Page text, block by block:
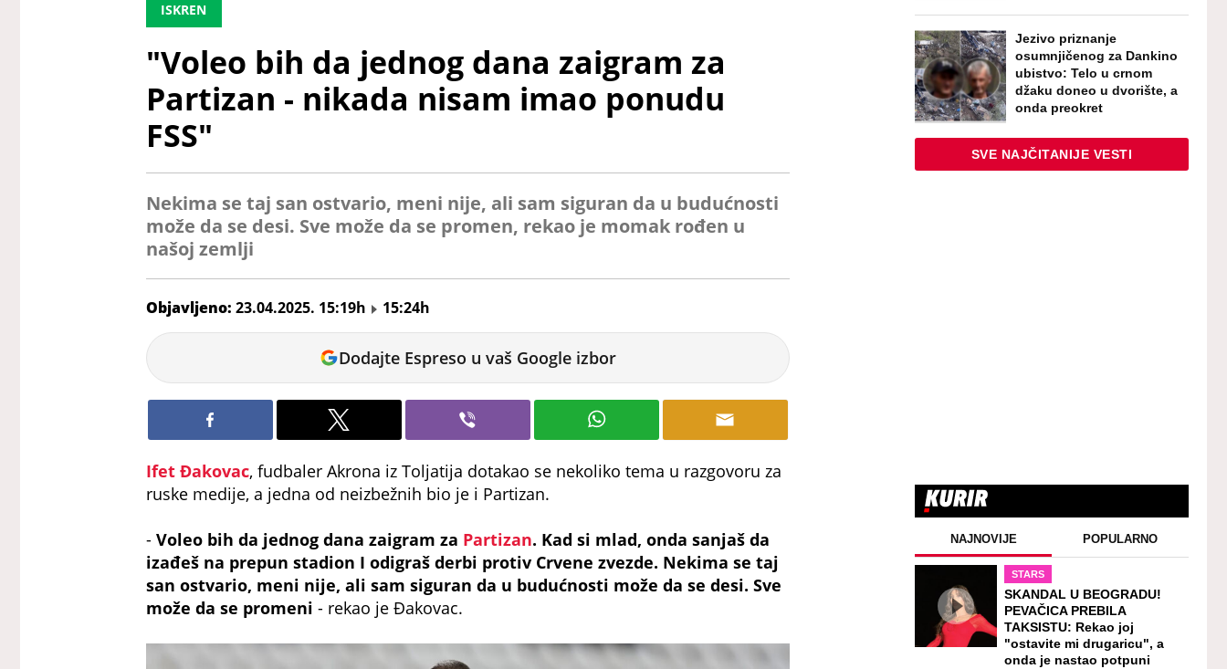
ISKREN
"Voleo bih da jednog dana zaigram za
Partizan - nikada nisam imao ponudu
FSS"
Nekima se taj san ostvario, meni nije, ali sam siguran da u budućnosti
može da se desi. Sve može da se promen, rekao je momak rođen u
našoj zemlji
Objavljeno: 23.04.2025. 15:19h
15:24h
Veljko
Petrovic
Dodajte Espreso u vaš Google izbor
Ifet Đakovac, fudbaler Akrona iz Toljatija dotakao se nekoliko tema u razgovoru za
ruske medije, a jedna od neizbežnih bio je i Partizan.
- Voleo bih da jednog dana zaigram za Partizan. Kad si mlad, onda sanjaš da
izađeš na prepun stadion I odigraš derbi protiv Crvene zvezde. Nekima se taj
san ostvario, meni nije, ali sam siguran da u budućnosti može da se desi. Sve
može da se promeni - rekao je Đakovac.
Jezivo priznanje
osumnjičenog za Dankino
ubistvo: Telo u crnom
džaku doneo u dvorište, a
onda preokret
SVE NAJČITANIJE VESTI
NAJNOVIJE POPULARNO
STARS
SKANDAL U BEOGRADU!
PEVAČICA PREBILA
TAKSISTU: Rekao joj
"ostavite mi drugaricu", a
onda je nastao potpuni